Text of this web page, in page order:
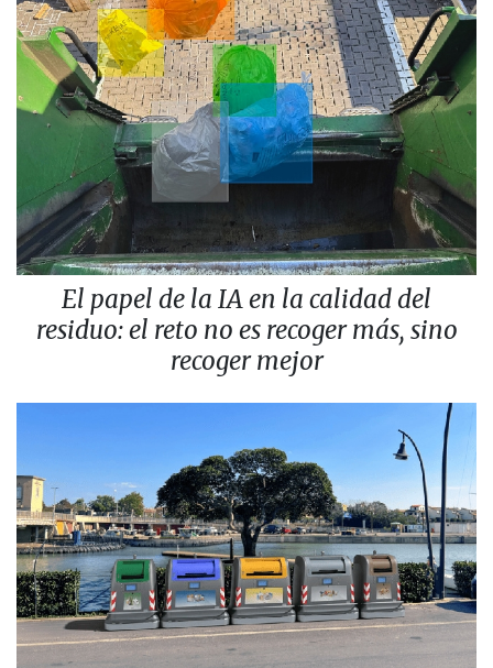
El papel de la IA en la calidad del
residuo: el reto no es recoger más, sino
recoger mejor